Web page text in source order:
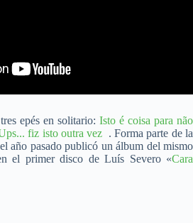
epés en solitario: Isto é coisa para não
fiz isto outra vez . Forma parte de la
año pasado publicó un álbum del mismo
el primer disco de Luís Severo «Cara